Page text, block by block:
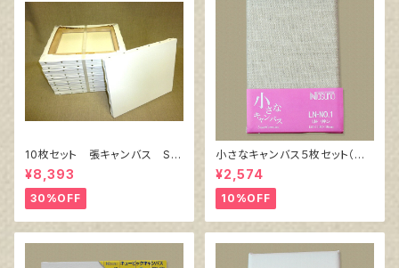
10枚セット 張キャンバス Sn
owWhite SPC（綿・ポリエステ
ル）F6 410㎜×318㎜
¥8,393
30%OFF
小さなキャンバス５枚セット（麻
キャンバス裏面張り）
¥2,574
10%OFF